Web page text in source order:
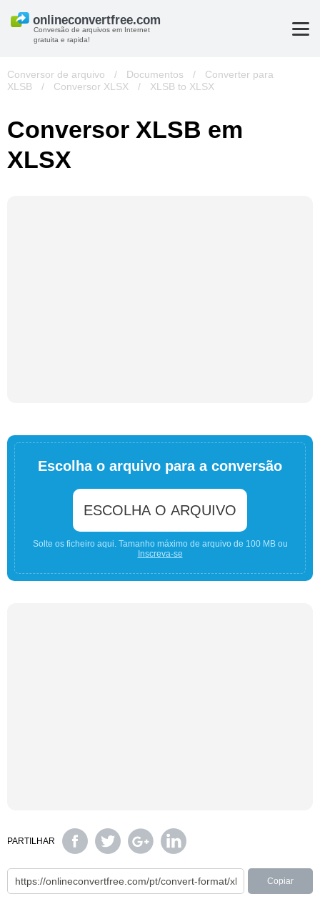
Conversão de arquivos em Internet
gratuita e rapida!
Conversor de arquivo / Documentos /
Converter para
XLSB
/ Conversor XLSX / XLSB to XLSX
Conversor XLSB em
XLSX
Escolha o arquivo para a conversão
ESCOLHA O ARQUIVO
Solte os ficheiro aqui. Tamanho máximo de arquivo de 100 MB ou
Inscreva-se
PARTILHAR
Copiar